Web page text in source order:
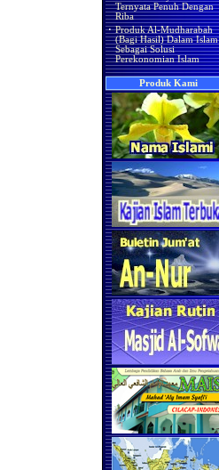
Ternyata Penuh Dengan
Riba
· Produk Al-Mudharabah
(Bagi Hasil) Dalam Islam
Sebagai Solusi
Perekonomian Islam
Produk Kami